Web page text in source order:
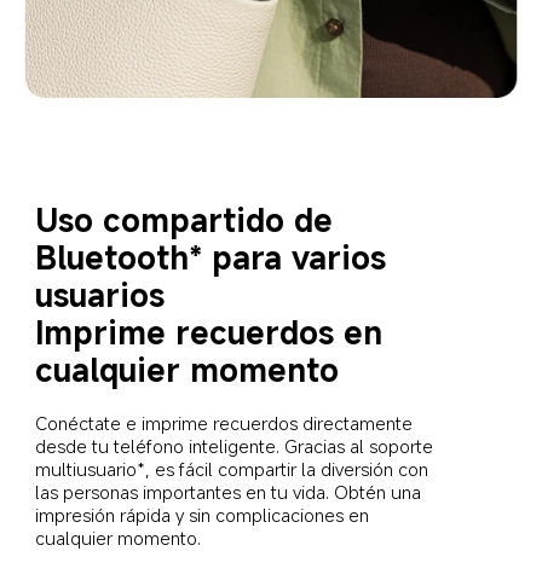
Uso compartido de
Bluetooth* para varios
usuarios
Imprime recuerdos en
cualquier momento
Conéctate e imprime recuerdos directamente
desde tu teléfono inteligente. Gracias al soporte
multiusuario*, es fácil compartir la diversión con
las personas importantes en tu vida. Obtén una
impresión rápida y sin complicaciones en
cualquier momento.